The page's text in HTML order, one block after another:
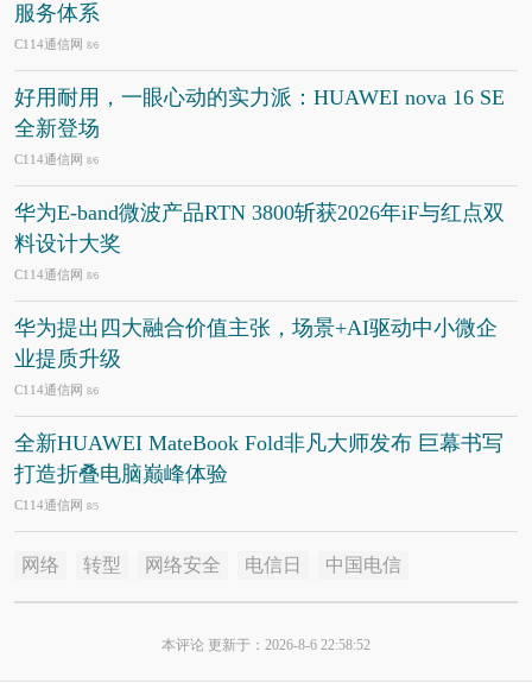
服务体系
C114通信网 8/6
好用耐用，一眼心动的实力派：HUAWEI nova 16 SE
全新登场
C114通信网 8/6
华为E-band微波产品RTN 3800斩获2026年iF与红点双
料设计大奖
C114通信网 8/6
华为提出四大融合价值主张，场景+AI驱动中小微企
业提质升级
C114通信网 8/6
全新HUAWEI MateBook Fold非凡大师发布 巨幕书写
打造折叠电脑巅峰体验
C114通信网 8/5
网络 转型 网络安全 电信日 中国电信
本评论 更新于：2026-8-6 22:58:52